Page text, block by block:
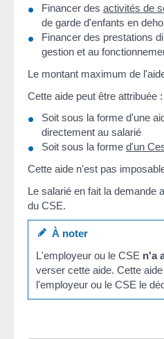
Financer des activités de
de garde d'enfants en
Financer des prestations
gestion et au
Le montant maximum de
Cette aide peut être attribuée :
Soit sous la forme d'une
directement au salarié
Soit sous la forme d'un
Cette aide n'est pas
Le salarié en fait la demande
du CSE.
À noter
L'employeur ou le CSE n'a
verser cette aide. Cette
l'employeur ou le CSE le